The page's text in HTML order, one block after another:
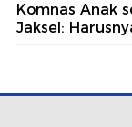
Komnas Anak
Jaksel: